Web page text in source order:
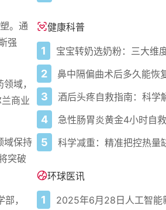
。通
强
域，
商业
域保持
突破
，
健康科普
1
2
3
4
5 科学减重：精准把控热量
环球医讯
1 2025年6月28日人工智能